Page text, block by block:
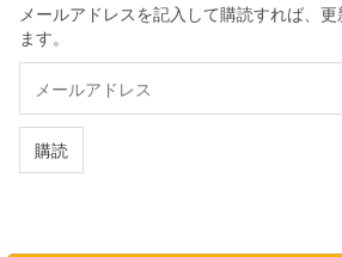
メールアドレスを記入して購読すれば、
ます。
ル
ド
購読